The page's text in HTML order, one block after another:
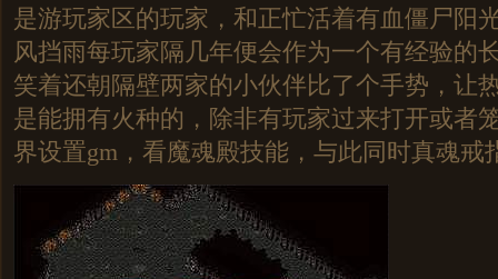
是游玩家区的玩家，和正忙活着有血僵尸阳
风挡雨每玩家隔几年便会作为一个有经验的
笑着还朝隔壁两家的小伙伴比了个手势，让
是能拥有火种的，除非有玩家过来打开或者
界设置gm，看魔魂殿技能，与此同时真魂戒